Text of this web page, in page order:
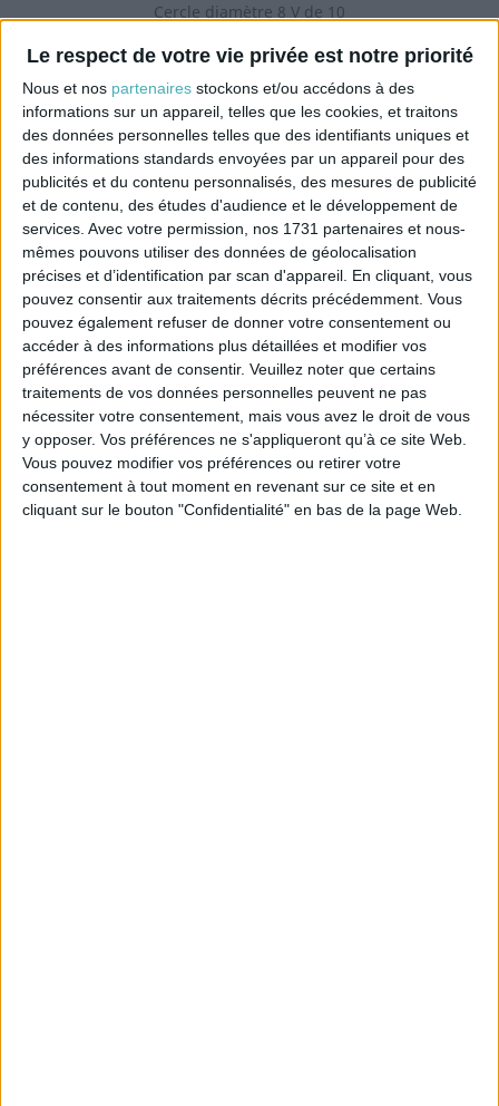
Le respect de votre vie privée est notre priorité
Nous et nos partenaires stockons et/ou accédons à des
informations sur un appareil, telles que les cookies, et traitons
des données personnelles telles que des identifiants uniques et
des informations standards envoyées par un appareil pour des
publicités et du contenu personnalisés, des mesures de publicité
et de contenu, des études d'audience et le développement de
services. Avec votre permission, nos 1731 partenaires et nous-
mêmes pouvons utiliser des données de géolocalisation
précises et d’identification par scan d'appareil. En cliquant, vous
pouvez consentir aux traitements décrits précédemment. Vous
pouvez également refuser de donner votre consentement ou
accéder à des informations plus détaillées et modifier vos
préférences avant de consentir. Veuillez noter que certains
traitements de vos données personnelles peuvent ne pas
nécessiter votre consentement, mais vous avez le droit de vous
y opposer. Vos préférences ne s'appliqueront qu’à ce site Web.
Vous pouvez modifier vos préférences ou retirer votre
consentement à tout moment en revenant sur ce site et en
cliquant sur le bouton "Confidentialité" en bas de la page Web.
Cercle diamètre 8 V de 10
Cercle diamètre 9 V de 9
Prix
5,80 €